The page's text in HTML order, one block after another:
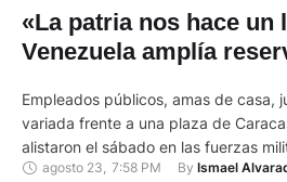
«La patria nos hace un
Venezuela amplía
Empleados públicos, amas de casa,
variada frente a una plaza de
alistaron el sábado en las fuerzas
sumar filas ante una eventual
agosto 23 7:58 PM By Ismael